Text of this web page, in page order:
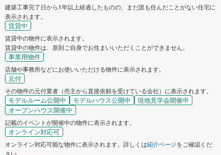
建築工事完了日から1年以上経過したものの、まだ誰も住んだことがない住宅に
表示されます。
賃貸中
賃貸中の物件に表示されます。
賃貸中の物件は、原則ご自身でお住まいいただくことができません。
事業用物件
店舗や事務所などにお使いいただける物件に表示されます。
元付
その物件の元付業者（売主から直接依頼を受けている会社）に表示されます。
モデルルーム公開中 モデルハウス公開中
現地見学会開催中
オープンハウス開催中
記載のイベントが開催中の物件に表示されます。
オンライン対応可
オンライン対応可能な物件に表示されます。詳しくは紹介ページをご確認くだ
さい。